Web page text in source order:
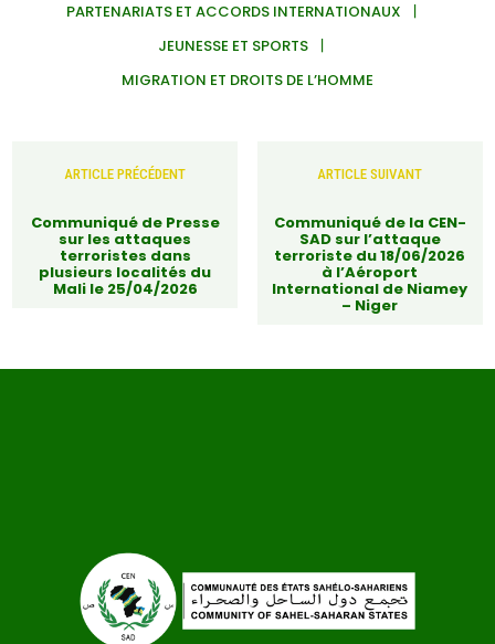
PARTENARIATS ET ACCORDS INTERNATIONAUX
JEUNESSE ET SPORTS
MIGRATION ET DROITS DE L’HOMME
ARTICLE PRÉCÉDENT
Communiqué de Presse
sur les attaques
terroristes dans
plusieurs localités du
Mali le 25/04/2026
ARTICLE SUIVANT
Communiqué de la CEN-
SAD sur l’attaque
terroriste du 18/06/2026
à l’Aéroport
International de Niamey
– Niger